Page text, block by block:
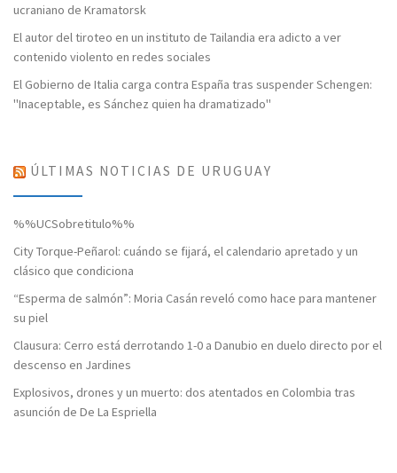
ucraniano de Kramatorsk
El autor del tiroteo en un instituto de Tailandia era adicto a ver
contenido violento en redes sociales
El Gobierno de Italia carga contra España tras suspender Schengen:
"Inaceptable, es Sánchez quien ha dramatizado"
ÚLTIMAS NOTICIAS DE URUGUAY
%%UCSobretitulo%%
City Torque-Peñarol: cuándo se fijará, el calendario apretado y un
clásico que condiciona
“Esperma de salmón”: Moria Casán reveló como hace para mantener
su piel
Clausura: Cerro está derrotando 1-0 a Danubio en duelo directo por el
descenso en Jardines
Explosivos, drones y un muerto: dos atentados en Colombia tras
asunción de De La Espriella